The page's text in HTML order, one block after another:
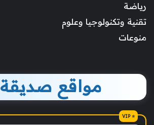
رياضة
تقنية وتكنولوجيا وعلوم
منوعات
مواقع صديقة